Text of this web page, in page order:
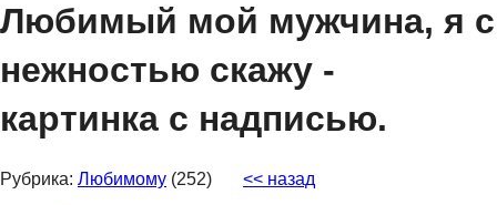
Любимый мой мужчина, я с
нежностью скажу -
картинка с надписью.
Рубрика: Любимому (252) << назад